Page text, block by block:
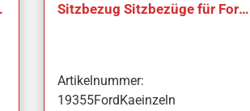
Sitzbezug Sitzbezüge für Ford
Artikelnummer:
19355FordKaeinzeln